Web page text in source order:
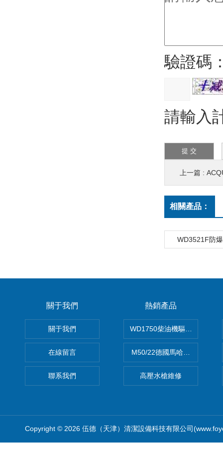
驗證碼
請輸入
上一篇 :
相關產品：
WD3521F防
關于我們
關于我們
在線留言
聯系我們
熱銷產品
WD1750柴油機驅動高壓清洗
M50/22德國馬哈高壓清洗機
高壓水槍維修
Copyright © 2026 伍德（天津）清潔設備科技有限公司